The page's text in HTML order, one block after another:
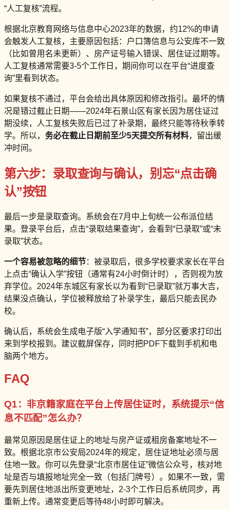
“人工复核”流程。
根据北京教育网络与信息中心2023年的数据，约12%的申请
会触发人工复核，主要原因包括：户口簿信息与公安库不一致
（比如曾用名未更新）、房产证号输入错误、居住证过期等。
人工复核通常需要3-5个工作日，期间你可以在平台“进度查
询”里看到状态。
如果复核不通过，平台会给出具体原因和修改指引。最坏的情
况是错过截止日期——2024年石景山区有家长因为居住证过
期没续，人工复核失败后已过了补录期，最终只能等待秋季转
学。所以， 务必在截止日期前至少5天提交所有材料，留出缓
冲时间。
第六步：录取查询与确认，别忘“点击确
认”按钮
最后一步是录取查询。系统会在7月中上旬统一公布派位结
果。登录平台后，点击“录取结果查询”，会看到“已录取”或“未
录取”状态。
一个容易被忽略的细节：被录取后，很多学校要求家长在平台
上点击“确认入学”按钮（通常有24小时倒计时），否则视为放
弃学位。2024年东城区有家长以为看到“已录取”就万事大吉，
结果没点确认，学位被释放给了补录学生，最后只能去民办
校。
确认后，系统会生成电子版“入学通知书”，部分区要求打印出
来到学校报到。建议截屏保存，同时把PDF下载到手机和电
脑两个地方。
FAQ
Q1：非京籍家庭在平台上传居住证时，系统提示“信
息不匹配”怎么办？
最常见原因是居住证上的地址与房产证或租房备案地址不一
致。根据北京市公安局2024年的规定，居住证地址必须与居
住地一致。你可以先登录“北京市居住证”微信公众号，核对地
址是否与填报地址完全一致（包括门牌号）。如果不一致，需
要先到居住地派出所变更地址，2-3个工作日后系统同步，再
重新上传。通常变更后等待48小时即可解决。